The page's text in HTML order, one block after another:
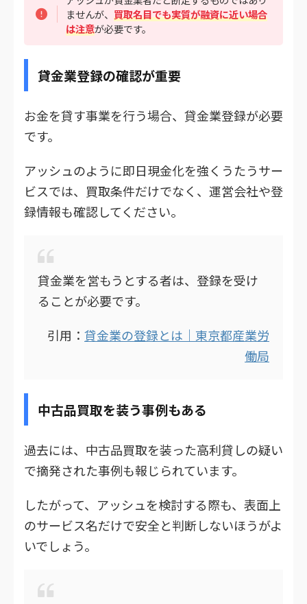
ませんが、買取名目でも実質が融資に近い場合
は注意が必要です。
貸金業登録の確認が重要
お金を貸す事業を行う場合、貸金業登録が必要
です。
アッシュのように即日現金化を強くうたうサー
ビスでは、買取条件だけでなく、運営会社や登
録情報も確認してください。
貸金業を営もうとする者は、登録を受け
ることが必要です。
引用： 貸金業の登録とは｜東京都産業労
働局
中古品買取を装う事例もある
過去には、中古品買取を装った高利貸しの疑い
で摘発された事例も報じられています。
したがって、アッシュを検討する際も、表面上
のサービス名だけで安全と判断しないほうがよ
いでしょう。